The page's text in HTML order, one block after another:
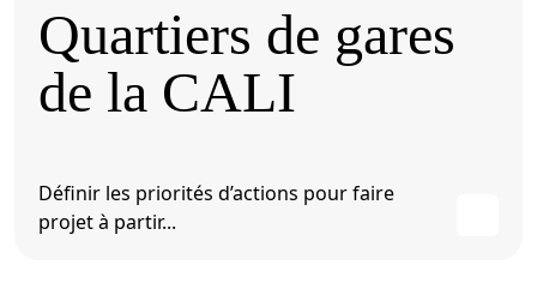
Quartiers de gares
de la CALI
Définir les priorités d’actions pour faire
projet à partir...